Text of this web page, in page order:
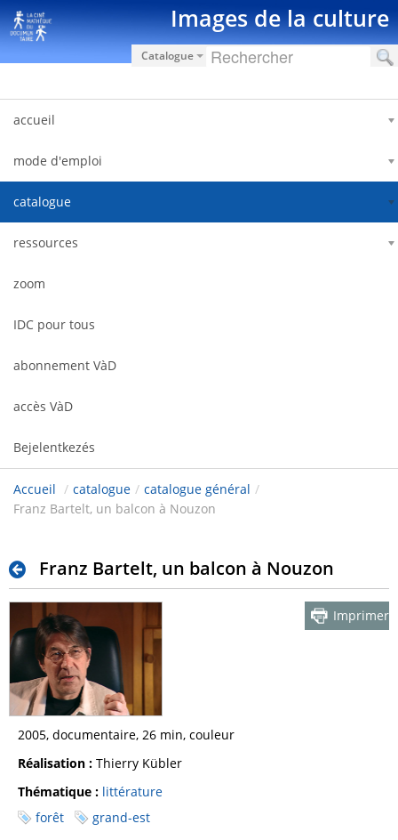
Ugrás a tartalomhoz Images de la culture
Catalogue
accueil
mode d'emploi
catalogue
ressources
zoom
IDC pour tous
abonnement VàD
accès VàD
Bejelentkezés
Accueil / catalogue / catalogue général /
Franz Bartelt, un balcon à Nouzon
Franz Bartelt, un balcon à Nouzon
Imprimer
2005, documentaire, 26 min, couleur
Réalisation : Thierry Kübler
Thématique : littérature
forêt
grand-est